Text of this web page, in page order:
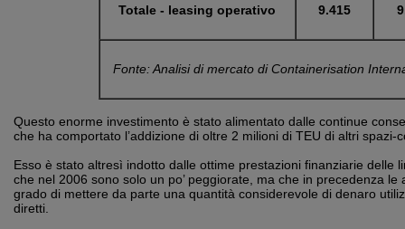
Totale - leasing operativo 9.415
Fonte: Analisi di mercato di Containerisation
Questo enorme investimento è stato alimentato dalle continue
che ha comportato l’addizione di oltre 2 milioni di TEU di altri spazi-
Esso è stato altresì indotto dalle ottime prestazioni finanziarie delle
che nel 2006 sono solo un po’ peggiorate, ma che in precedenza le
grado di mettere da parte una quantità considerevole di denaro
diretti.